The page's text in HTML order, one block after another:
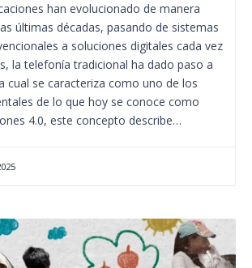
han evolucionado de manera
últimas décadas, pasando de sistemas
a soluciones digitales cada vez
la telefonía tradicional ha dado paso a
cual se caracteriza como uno de los
de lo que hoy se conoce como
4.0, este concepto describe…